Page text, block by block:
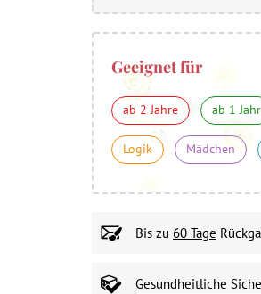
Geeignet für
ab 2 Jahre ab 1 Jahr
Logik Mädchen
Bis zu 60 Tage
Gesundheitliche